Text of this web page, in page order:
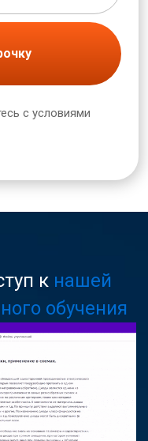
с условиями
к нашей
обучения